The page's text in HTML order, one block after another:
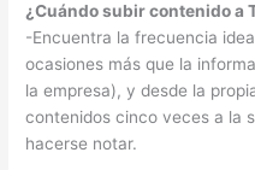
¿Cuándo subir contenido a
-Encuentra la frecuencia
ocasiones más que la
la empresa), y desde la
contenidos cinco veces a la
hacerse notar.